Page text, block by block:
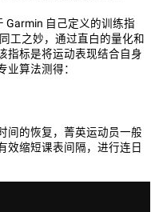
Garmin 自己定义的训练指
工之妙，通过直白的量化和
指标是将运动表现结合自身
算法测得：
间的恢复，菁英运动员一般
效缩短课表间隔，进行连日